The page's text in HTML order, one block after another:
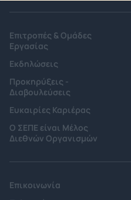
Επιτροπές & Ομάδες
Εργασίας
Εκδηλώσεις
Προκηρύξεις -
Διαβουλεύσεις
Ευκαιρίες Καριέρας
Ο ΣΕΠΕ είναι Μέλος
Διεθνών Οργανισμών
Επικοινωνία